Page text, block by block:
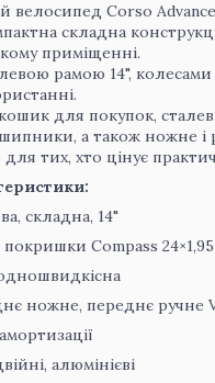
велосипед Corso
складна
приміщенні.
рамою 14", колесами
для покупок,
а також ножне і
тих, хто цінує
складна, 14"
покришки Compass 24×1,95
ножне, переднє ручне
алюмінієві